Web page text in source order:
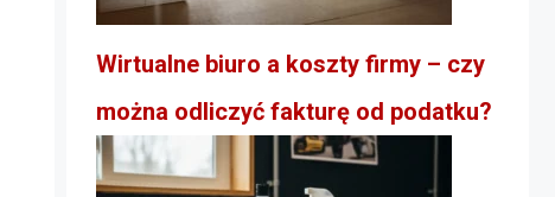
Wirtualne biuro a koszty firmy – czy
można odliczyć fakturę od podatku?